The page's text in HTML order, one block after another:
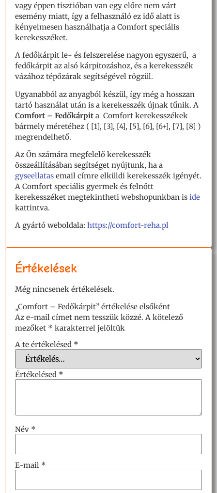
vagy éppen tisztióban van egy előre nem várt
esemény miatt, így a felhasználó ez idő alatt is
kényelmesen használhatja a Comfort speciális
kerekesszéket.
A fedőkárpit le- és felszerelése nagyon egyszerű, a
fedőkárpit az alsó kárpitozáshoz, és a kerekesszék
vázához tépőzárak segítségével rögzül.
Ugyanabból az anyagból készül, így még a hosszan
tartó használat után is a kerekesszék újnak tűnik. A
Comfort – Fedőkárpit a Comfort kerekesszékek
bármely méretéhez ( [1], [3], [4], [5], [6], [6+], [7], [8] )
megrendelhető.
Az Ön számára megfelelő kerekesszék
összeállításában segítséget nyújtunk, ha a
gyseellatas email címre elküldi kerekesszék igényét.
A Comfort speciális gyermek és felnőtt
kerekesszéket megtekintheti webshopunkban is ide
kattintva.
A gyártó weboldala: https://comfort-reha.pl
Értékelések
Még nincsenek értékelések.
„Comfort – Fedőkárpit” értékelése elsőként
Az e-mail címet nem tesszük közzé. A kötelező
mezőket * karakterrel jelöltük
A te értékelésed *
Értékelésed *
Név *
E-mail *